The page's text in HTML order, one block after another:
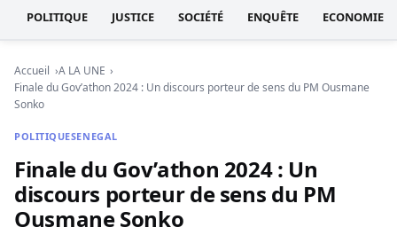
POLITIQUE JUSTICE SOCIÉTÉ ENQUÊTE ECONOMIE
Accueil
A LA UNE
Finale du Gov’athon 2024 : Un discours porteur de sens du PM Ousmane
Sonko
POLITIQUESENEGAL
Finale du Gov’athon 2024 : Un
discours porteur de sens du PM
Ousmane Sonko